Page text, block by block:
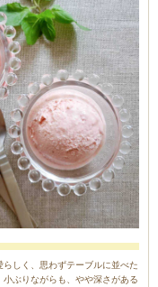
しく、思わずテーブルに並べた
ぶりながらも、やや深さがある